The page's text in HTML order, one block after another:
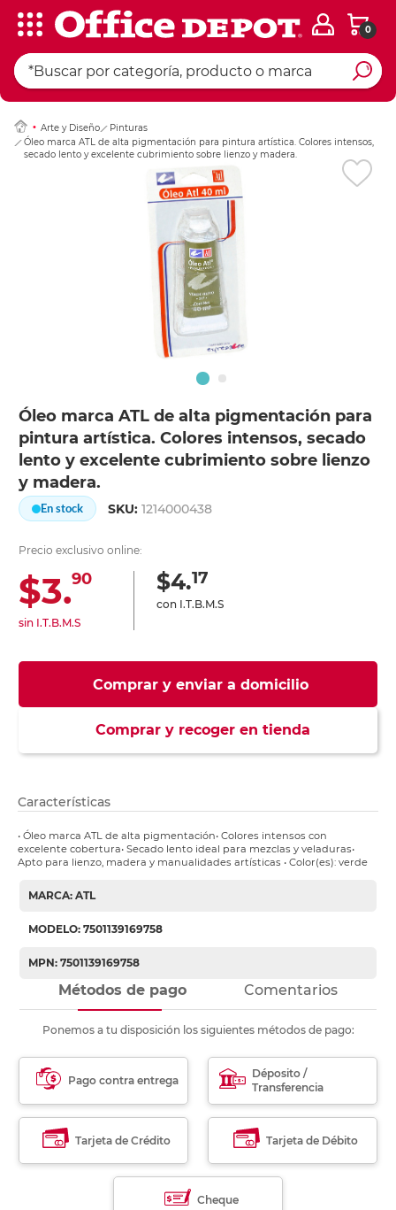
0
Arte y Diseño
Pinturas
Óleo marca ATL de alta pigmentación para pintura artística. Colores intensos,
secado lento y excelente cubrimiento sobre lienzo y madera.
Óleo marca ATL de alta pigmentación para
pintura artística. Colores intensos, secado
lento y excelente cubrimiento sobre lienzo
y madera.
En stock SKU:1214000438
Precio exclusivo online:
$3.90
sin I.T.B.M.S
$4.17
con I.T.B.M.S
Comprar y enviar a domicilio
Comprar y recoger en tienda
Ingresar Codigo
Características
• Óleo marca ATL de alta pigmentación• Colores intensos con
excelente cobertura• Secado lento ideal para mezclas y veladuras•
Apto para lienzo, madera y manualidades artísticas • Color(es): verde
MARCA: ATL
MODELO: 7501139169758
MPN: 7501139169758
Métodos de pago Comentarios
Ponemos a tu disposición los siguientes métodos de pago:
Pago contra entrega
Déposito /
Transferencia
Tarjeta de Crédito Tarjeta de Débito
Cheque